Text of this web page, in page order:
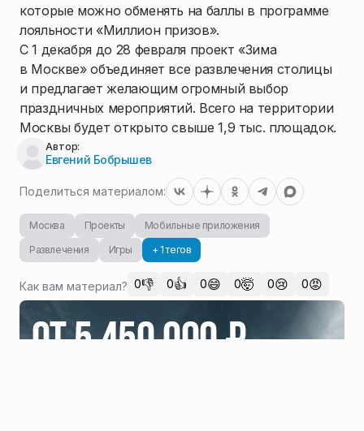
которые можно обменять на баллы в программе
лояльности «Миллион призов».
С 1 декабря до 28 февраля проект «Зима
в Москве» объединяет все развлечения столицы
и предлагает желающим огромный выбор
праздничных мероприятий. Всего на территории
Москвы будет открыто свыше 1,9 тыс. площадок.
Автор:
Евгений Бобрышев
Поделиться материалом:
Москва Проекты
Мобильные приложения
Развлечения
Игры + 1 тегов
Как вам материал? 0👎 0👍 0😄 0🤯 0😢 0😡